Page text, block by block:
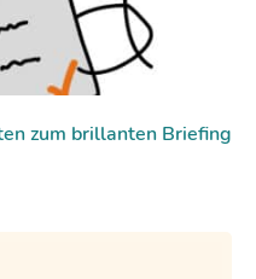
zum brillanten Briefing